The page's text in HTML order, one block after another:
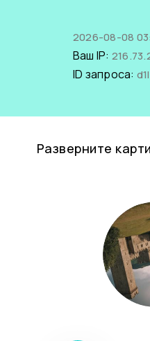
2026-08-08
Ваш IP:
ID запроса:
Разверните